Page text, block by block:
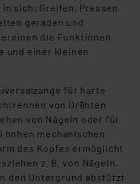
sich: Greifen, Pressen
geraden und
die Funktionen
und einer kleinen
für harte
von Drähten
von Nägeln oder für
hohen mechanischen
des Kopfes ermöglicht
z. B. von Nägeln,
den Untergrund abstützt